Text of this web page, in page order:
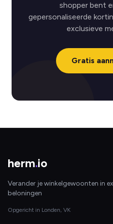
shopper bent
gepersonaliseerde
exclusieve
Gratis
herm.io
Verander je winkelgewoonten in
beloningen
Opgericht in Londen, VK